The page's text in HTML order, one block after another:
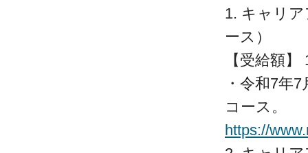
1. キャリ
ース）
【受給額
・令和7年
コース。
https://